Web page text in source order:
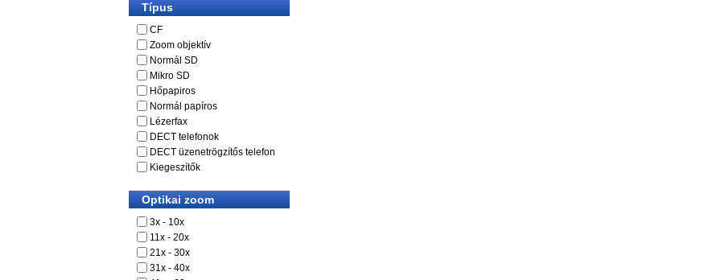
Típus
CF
Zoom objektív
Normál SD
Mikro SD
Hőpapiros
Normál papíros
Lézerfax
DECT telefonok
DECT üzenetrögzítős telefon
Kiegeszítők
Optikai zoom
3x - 10x
11x - 20x
21x - 30x
31x - 40x